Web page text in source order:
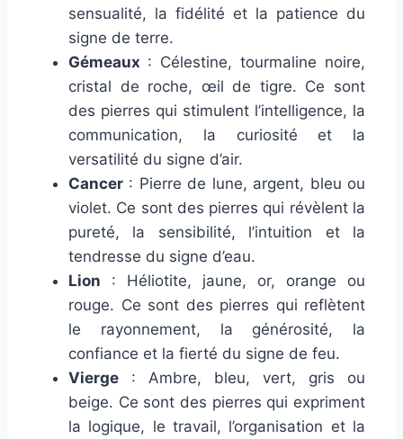
sensualité, la fidélité et la patience du
signe de terre.
Gémeaux : Célestine, tourmaline noire,
cristal de roche, œil de tigre. Ce sont
des pierres qui stimulent l’intelligence, la
communication, la curiosité et la
versatilité du signe d’air.
Cancer : Pierre de lune, argent, bleu ou
violet. Ce sont des pierres qui révèlent la
pureté, la sensibilité, l’intuition et la
tendresse du signe d’eau.
Lion : Héliotite, jaune, or, orange ou
rouge. Ce sont des pierres qui reflètent
le rayonnement, la générosité, la
confiance et la fierté du signe de feu.
Vierge : Ambre, bleu, vert, gris ou
beige. Ce sont des pierres qui expriment
la logique, le travail, l’organisation et la